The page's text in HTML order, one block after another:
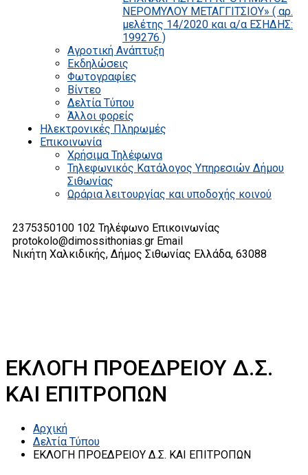
ΝΕΡΟΜΥΛΟΥ ΜΕΤΑΓΓΙΤΣΙΟΥ» ( αρ.
μελέτης 14/2020 και α/α ΕΣΗΔΗΣ:
199276 )
Αγροτική Ανάπτυξη
Εκδηλώσεις
Φωτογραφίες
Βίντεο
Δελτία Τύπου
Άλλοι φορείς
Ηλεκτρονικές Πληρωμές
Επικοινωνία
Χρήσιμα Τηλέφωνα
Τηλεφωνικός Κατάλογος Υπηρεσιών Δήμου
Σιθωνίας
Ωράρια λειτουργίας και υποδοχής κοινού
2375350100 102 Τηλέφωνο Επικοινωνίας
protokolo@dimossithonias.gr Email
Νικήτη Χαλκιδικής, Δήμος Σιθωνίας Ελλάδα, 63088
ΕΚΛΟΓΗ ΠΡΟΕΔΡΕΙΟΥ Δ.Σ.
ΚΑΙ ΕΠΙΤΡΟΠΩΝ
Αρχική
Δελτία Τύπου
ΕΚΛΟΓΗ ΠΡΟΕΔΡΕΙΟΥ Δ.Σ. ΚΑΙ ΕΠΙΤΡΟΠΩΝ